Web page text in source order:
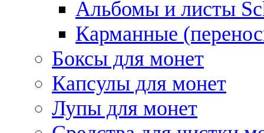
Альбомы и листы
Карманные
Боксы для монет
Капсулы для монет
Лупы для монет